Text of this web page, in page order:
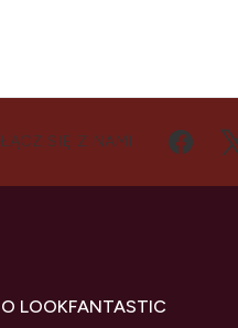
SIĘ Z NAMI
O LOOKFANTASTIC